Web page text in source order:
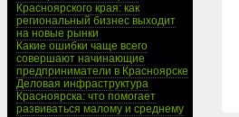
Красноярского края: как
региональный бизнес выходит
на новые рынки
Какие ошибки чаще всего
совершают начинающие
предприниматели в Красноярске
Деловая инфраструктура
Красноярска: что помогает
развиваться малому и среднему